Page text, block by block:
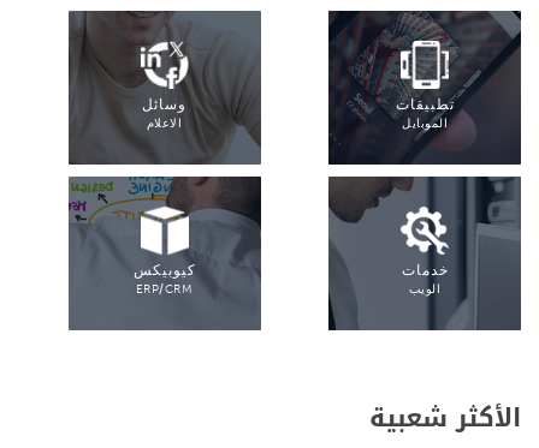
تطبيقات
الموبايل
وسائل
الاعلام
خدمات
الويب
كيوبيكس
ERP/CRM
الأكثر شعبية